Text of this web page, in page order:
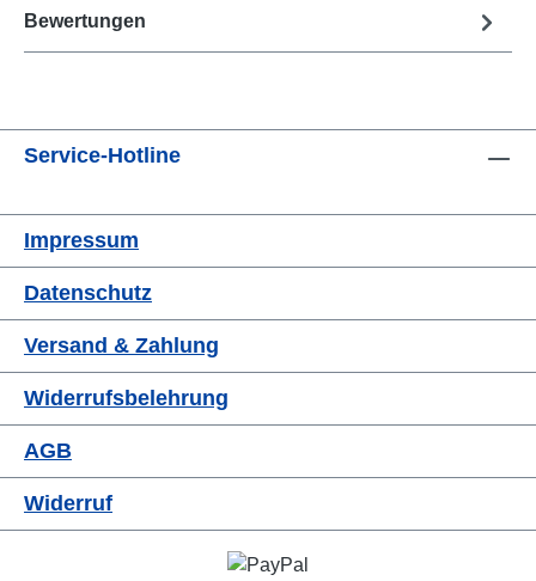
Bewertungen
Service-Hotline
Impressum
Datenschutz
Versand & Zahlung
Widerrufsbelehrung
AGB
Widerruf